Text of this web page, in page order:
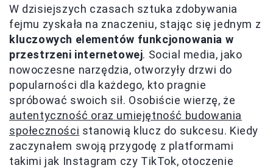
W dzisiejszych czasach sztuka zdobywania
fejmu zyskała na znaczeniu, stając się jednym z
kluczowych elementów funkcjonowania w
przestrzeni internetowej. Social media, jako
nowoczesne narzędzia, otworzyły drzwi do
popularności dla każdego, kto pragnie
spróbować swoich sił. Osobiście wierzę, że
autentyczność oraz umiejętność budowania
społeczności stanowią klucz do sukcesu. Kiedy
zaczynałem swoją przygodę z platformami
takimi jak Instagram czy TikTok, otoczenie